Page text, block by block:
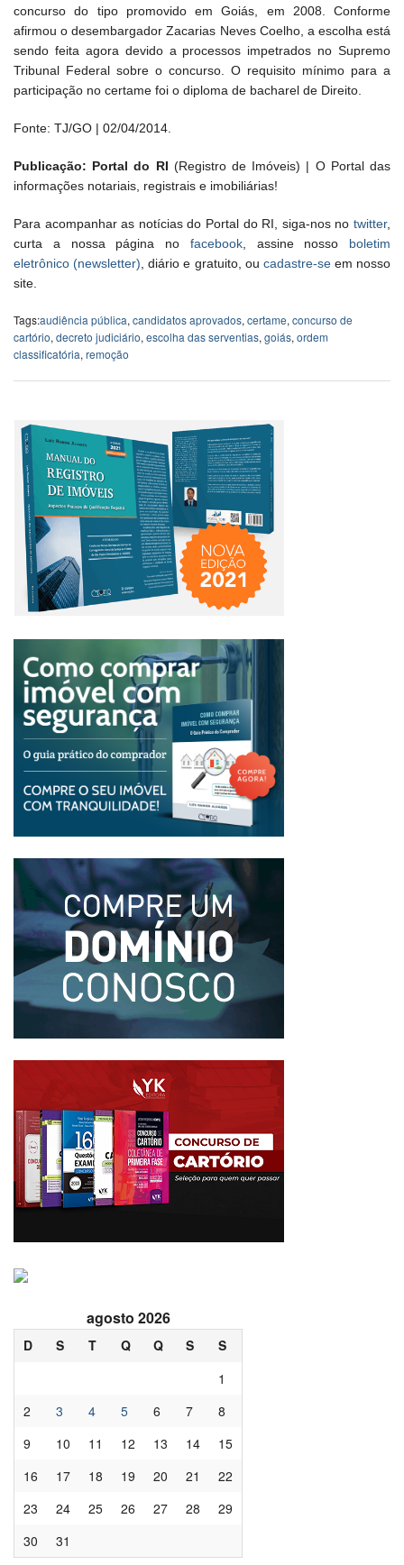
concurso do tipo promovido em Goiás, em 2008. Conforme
afirmou o desembargador Zacarias Neves Coelho, a escolha está
sendo feita agora devido a processos impetrados no Supremo
Tribunal Federal sobre o concurso. O requisito mínimo para a
participação no certame foi o diploma de bacharel de Direito.
Fonte: TJ/GO | 02/04/2014.
Publicação: Portal do RI (Registro de Imóveis) | O Portal das
informações notariais, registrais e imobiliárias!
Para acompanhar as notícias do Portal do RI, siga-nos no twitter,
curta a nossa página no facebook, assine nosso boletim
eletrônico (newsletter) , diário e gratuito, ou cadastre-seem nosso
site.
Tags:audiência pública, candidatos aprovados, certame, concurso de
cartório, decreto judiciário, escolha das serventias, goiás, ordem
classificatória, remoção
agosto 2026
D S T Q Q S
S
1
2
3 4 5 6 7
8
9
10 11 12 13 14
15
16
17 18 19 20 21
22
23
24 25 26 27 28
29
30
31